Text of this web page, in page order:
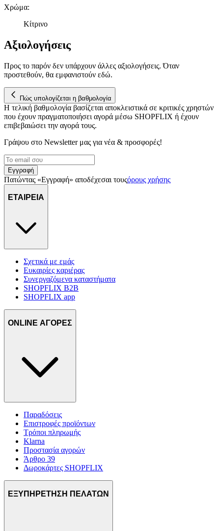
αναλύουμε την κυκλοφορία μας. Εμείς και οι 1022 συνεργάτες
διεύθυνση IP σας, χρησιμοποιώντας τεχνολογία όπως cookies
στη συσκευή σας, με σκοπό την προβολή εξατομικευμένων
διαφημίσεις και περιεχόμενο, την καλύτερη εικόνα του κοινού
μας και την ανάπτυξη προϊόντων. Επίσης, κοινοποιούμε
τοποθεσίας μας στους συνεργάτες μέσων κοινωνικής
δικτύωσης, διαφημίσεων και ανάλυσης.
Χρώμα:
Κίτρινο
Αξιολογήσεις
Προς το παρόν δεν υπάρχουν άλλες αξιολογήσεις. Όταν
προστεθούν, θα εμφανιστούν εδώ.
Πώς υπολογίζεται η βαθμολογία
Η τελική βαθμολογία βασίζεται αποκλειστικά σε κριτικές χρηστών
που έχουν πραγματοποιήσει αγορά μέσω SHOPFLIX ή έχουν
επιβεβαιώσει την αγορά τους.
Γράψου στο Νewsletter μας για νέα & προσφορές!
Εγγραφή
Πατώντας «Εγγραφή» αποδέχεσαι τουςόρους χρήσης
ΕΤΑΙΡΕΙΑ
Σχετικά με εμάς
Ευκαιρίες καριέρας
Συνεργαζόμενα καταστήματα
SHOPFLIX B2B
SHOPFLIX app
ONLINE ΑΓΟΡΕΣ
Παραδόσεις
Επιστροφές προϊόντων
Τρόποι πληρωμής
Klarna
Προστασία αγορών
Άρθρο 39
Δωροκάρτες SHOPFLIX
ΕΞΥΠΗΡΕΤΗΣΗ ΠΕΛΑΤΩΝ